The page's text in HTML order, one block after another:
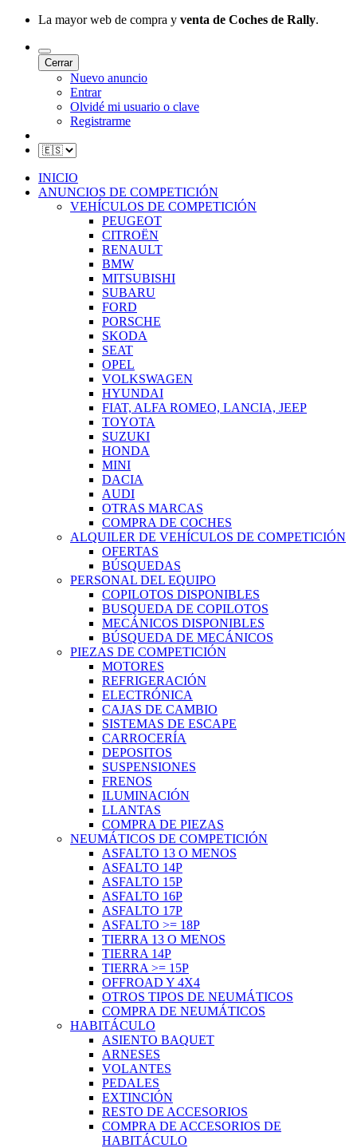
La mayor web de compra y venta de Coches de Rally.
Cerrar
Nuevo anuncio
Entrar
Olvidé mi usuario o clave
Registrarme
INICIO
ANUNCIOS DE COMPETICIÓN
VEHÍCULOS DE COMPETICIÓN
PEUGEOT
CITROËN
RENAULT
BMW
MITSUBISHI
SUBARU
FORD
PORSCHE
SKODA
SEAT
OPEL
VOLKSWAGEN
HYUNDAI
FIAT, ALFA ROMEO, LANCIA, JEEP
TOYOTA
SUZUKI
HONDA
MINI
DACIA
AUDI
OTRAS MARCAS
COMPRA DE COCHES
ALQUILER DE VEHÍCULOS DE COMPETICIÓN
OFERTAS
BÚSQUEDAS
PERSONAL DEL EQUIPO
COPILOTOS DISPONIBLES
BUSQUEDA DE COPILOTOS
MECÁNICOS DISPONIBLES
BÚSQUEDA DE MECÁNICOS
PIEZAS DE COMPETICIÓN
MOTORES
REFRIGERACIÓN
ELECTRÓNICA
CAJAS DE CAMBIO
SISTEMAS DE ESCAPE
CARROCERÍA
DEPOSITOS
SUSPENSIONES
FRENOS
ILUMINACIÓN
LLANTAS
COMPRA DE PIEZAS
NEUMÁTICOS DE COMPETICIÓN
ASFALTO 13 O MENOS
ASFALTO 14P
ASFALTO 15P
ASFALTO 16P
ASFALTO 17P
ASFALTO >= 18P
TIERRA 13 O MENOS
TIERRA 14P
TIERRA >= 15P
OFFROAD Y 4X4
OTROS TIPOS DE NEUMÁTICOS
COMPRA DE NEUMÁTICOS
HABITÁCULO
ASIENTO BAQUET
ARNESES
VOLANTES
PEDALES
EXTINCIÓN
RESTO DE ACCESORIOS
COMPRA DE ACCESORIOS DE
HABITÁCULO